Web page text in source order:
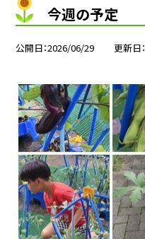
今週の予定
公開日 2026/06/29 更新日